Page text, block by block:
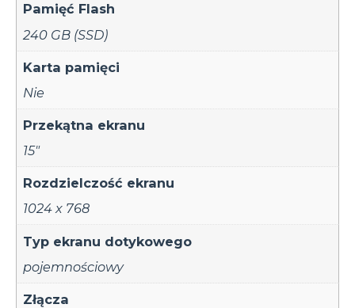
Pamięć Flash
240 GB (SSD)
Karta pamięci
Nie
Przekątna ekranu
15"
Rozdzielczość ekranu
1024 x 768
Typ ekranu dotykowego
pojemnościowy
Złącza